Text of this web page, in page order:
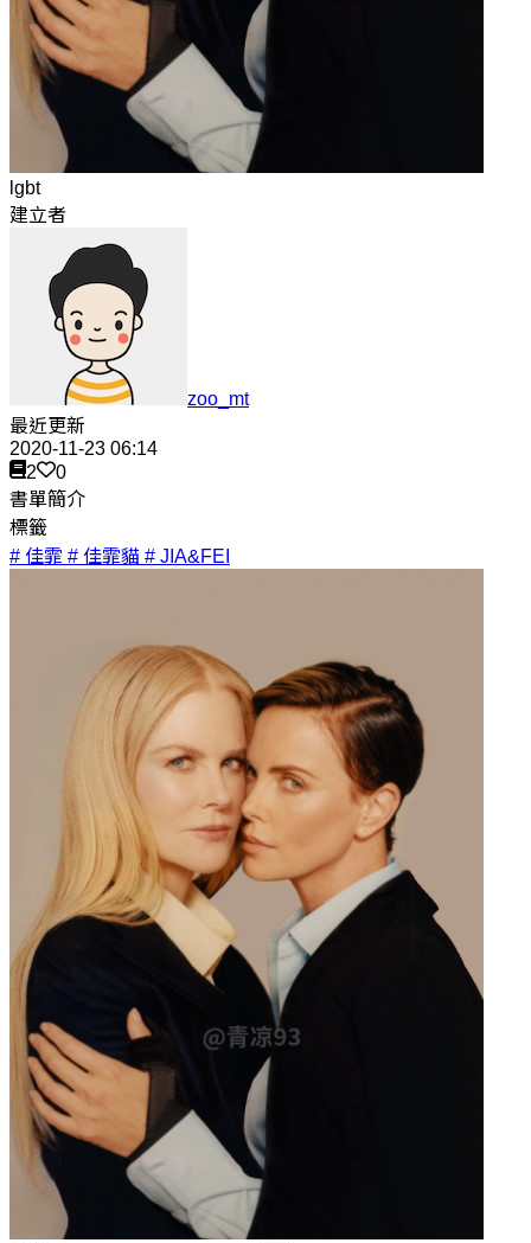
lgbt
建立者
zoo_mt
最近更新
2020-11-23 06:14
2
0
書單簡介
標籤
# 佳霏 # 佳霏貓 # JIA&FEI